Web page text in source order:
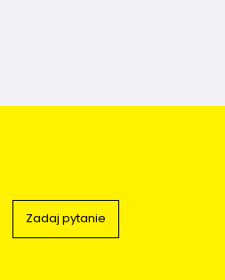
Zadaj pytanie